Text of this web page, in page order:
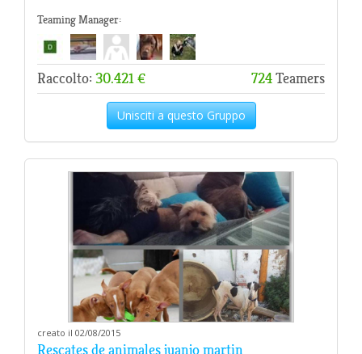
Teaming Manager:
Raccolto: 30.421 € 724Teamers
Unisciti a questo Gruppo
creato il 02/08/2015
Rescates de animales juanjo martin